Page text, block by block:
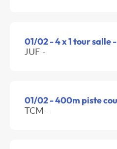
01/02 - 4 x 1 tour salle
JUF -
01/02 - 400m piste
TCM -